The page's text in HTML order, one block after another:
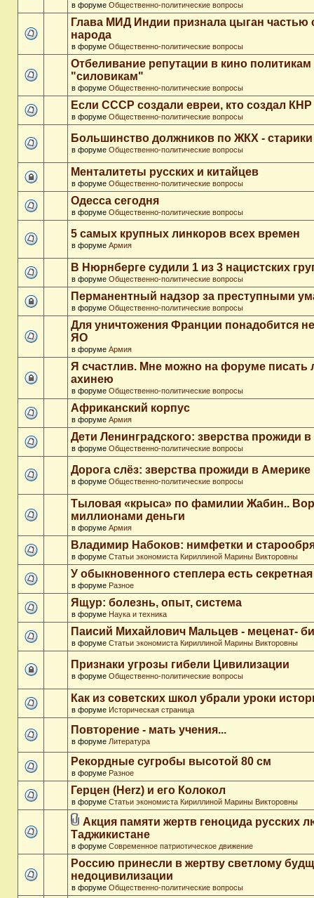
в форуме Общественно-политические вопросы
Глава МИД Индии признала цыган частью
народа
в форуме Общественно-политические вопросы
Отбеливание репутации в кино политикам
"силовикам"
в форуме Общественно-политические вопросы
Если СССР создали евреи, кто создал
в форуме Общественно-политические вопросы
Большинство должников по ЖКХ - старики
в форуме Общественно-политические вопросы
Менталитеты русских и китайцев
в форуме Общественно-политические вопросы
Одесса сегодня
в форуме Общественно-политические вопросы
5 самых крупных линкоров всех времен
в форуме Армия
В Нюрнберге судили 1 из 3 нацистских
в форуме Общественно-политические вопросы
Перманентный надзор за преступными
в форуме Общественно-политические вопросы
Для уничтожения Франции понадобится
ЯО
в форуме Армия
Я счастлив. Мне можно на форуме
ахинею
в форуме Общественно-политические вопросы
Африканский корпус
в форуме Армия
Дети Ленинградского: зверства прожиди
в форуме Общественно-политические вопросы
Дорога слёз: зверства прожиди в Америке
в форуме Общественно-политические вопросы
Тыловая «крыса» по фамилии Жабин..
миллионами деньги
в форуме Армия
Владимир Набоков: нимфетки и
в форуме Статьи экономиста Кириллиной Марины Викторовны
У обыкновенного степлера есть
в форуме Разное
Ящур: болезнь, опыт, система
в форуме Наука и техника
Паисий Михайлович Мальцев - меценат-
в форуме Статьи экономиста Кириллиной Марины Викторовны
Признаки угрозы гибели Цивилизации
в форуме Общественно-политические вопросы
Как из советских школ убрали уроки
в форуме Историческая страница
Повторение - мать учения...
в форуме Литература
Рекордные сугробы высотой 80 см
в форуме Разное
Герцен (Herz) и его Колокол
в форуме Статьи экономиста Кириллиной Марины Викторовны
Акция памяти жертв геноцида русских
Таджикистане
в форуме Современное патриотическое движение
Россию принесли в жертву светлому
недоцивилизации
в форуме Общественно-политические вопросы